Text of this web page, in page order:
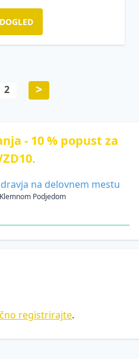
2 >
- 10 % popust za
na delovnem mestu
Podjedom
registrirajte.